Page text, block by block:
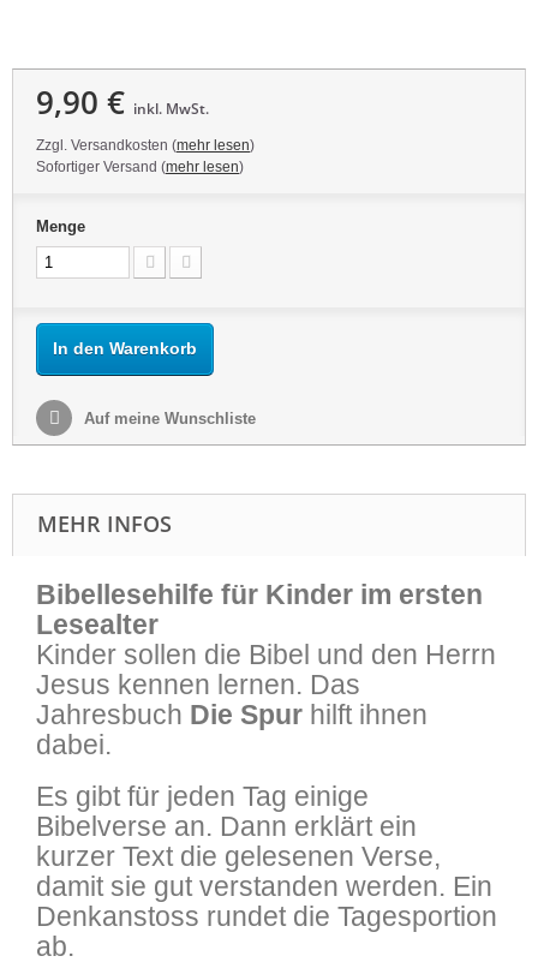
9,90 € inkl. MwSt.
Zzgl. Versandkosten (mehr lesen)
Sofortiger Versand (mehr lesen)
Menge
In den Warenkorb
Auf meine Wunschliste
MEHR INFOS
Bibellesehilfe für Kinder im ersten
Lesealter
Kinder sollen die Bibel und den Herrn
Jesus kennen lernen. Das
Jahresbuch Die Spur hilft ihnen
dabei.
Es gibt für jeden Tag einige
Bibelverse an. Dann erklärt ein
kurzer Text die gelesenen Verse,
damit sie gut verstanden werden. Ein
Denkanstoss rundet die Tagesportion
ab.